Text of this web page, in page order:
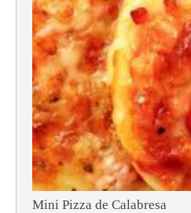
Mini Pizza de Calabresa